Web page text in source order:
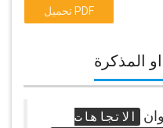
تحميل PDF
المذكرة
الاتجاهات